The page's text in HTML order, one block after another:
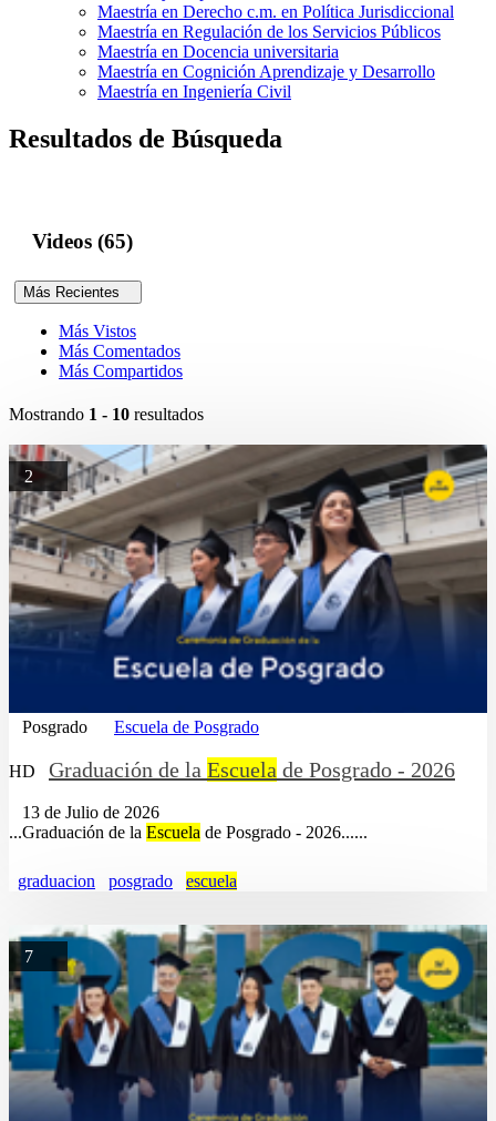
Maestría en Derecho c.m. en Política Jurisdiccional
Maestría en Regulación de los Servicios Públicos
Maestría en Docencia universitaria
Maestría en Cognición Aprendizaje y Desarrollo
Maestría en Ingeniería Civil
Resultados de Búsqueda
Videos (65)
Más Recientes
Más Vistos
Más Comentados
Más Compartidos
Mostrando 1 - 10 resultados
2
Posgrado Escuela de Posgrado
HD Graduación de la Escuela de Posgrado - 2026
13 de Julio de 2026
...Graduación de la Escuela de Posgrado - 2026......
graduacion posgrado escuela
7